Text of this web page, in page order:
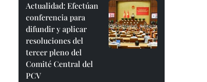
Actualidad: Efectúan
conferencia para
difundir y aplicar
resoluciones del
tercer pleno del
Comité Central del
PCV